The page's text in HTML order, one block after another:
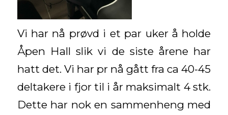
Vi har nå prøvd i et par uker å holde
Åpen Hall slik vi de siste årene har
hatt det. Vi har pr nå gått fra ca 40-45
deltakere i fjor til i år maksimalt 4 stk.
Dette har nok en sammenheng med